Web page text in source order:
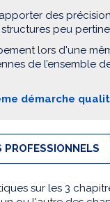
des
peu
lors d'une
de l’ensemble
démarche
PROFESSIONNELS
sur les 3